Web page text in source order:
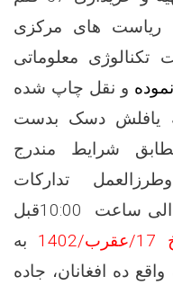
ریاست های مرکزی
معلوماتی
و نقل چاپ شده
یافلش دسک بدست
شرایط مندرج
تدارکات
الی ساعت
10:00قبل
17
/عقرب/1402
به
ده افغانان، جاده